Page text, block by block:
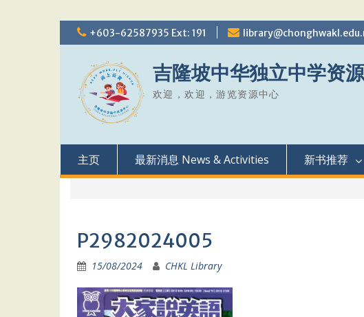
Skip
to
+603-62587935 Ext: 191
吉隆坡中华独立中学资
欢迎，欢迎，游览资源中心
主页 最新消息 News & Activities 新书推荐
P2982024005
15/08/2024 CHKL Library